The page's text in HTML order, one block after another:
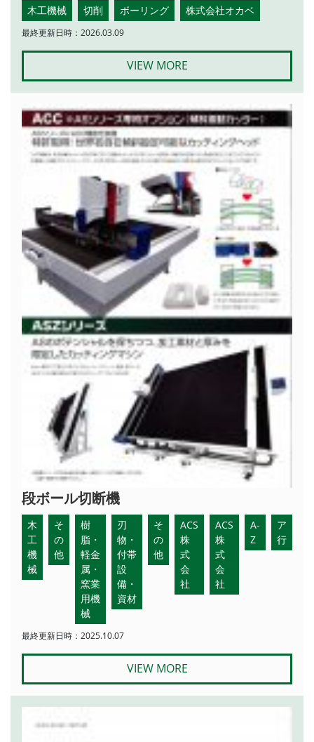
木工機械 切削 ボーリング 株式会社オカベ
最終更新日時：2026.03.09
VIEW MORE
段ボール切断機
木
工
機
械
そ
の
他
樹
脂・
軽金
属・
窯業
用機
械
刃
物・
付帯
設
備・
資材
そ
の
他
ACS
株
式
会
社
ACS
株
式
会
社
A-
Z
ア
行
最終更新日時：2025.10.07
VIEW MORE